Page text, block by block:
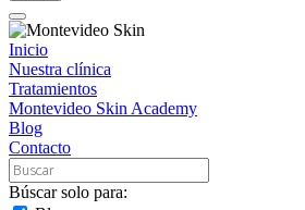
Inicio
Nuestra clínica
Tratamientos
Montevideo Skin Academy
Blog
Contacto
Búscar solo para: